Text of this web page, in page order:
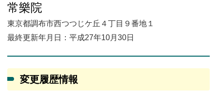
常樂院
東京都調布市西つつじケ丘４丁目９番地１
最終更新年月日：平成27年10月30日
変更履歴情報